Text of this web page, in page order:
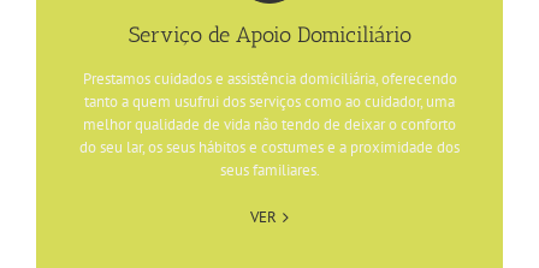
Serviço de Apoio Domiciliário
Prestamos cuidados e assistência domiciliária, oferecendo
tanto a quem usufrui dos serviços como ao cuidador, uma
melhor qualidade de vida não tendo de deixar o conforto
do seu lar, os seus hábitos e costumes e a proximidade dos
seus familiares.
VER